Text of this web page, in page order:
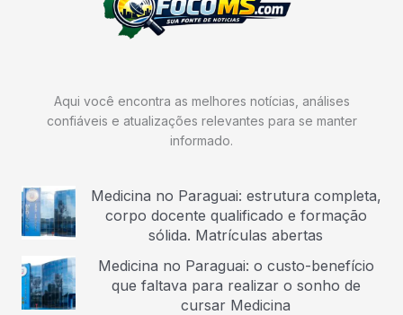
Aqui você encontra as melhores notícias, análises
confiáveis e atualizações relevantes para se manter
informado.
Medicina no Paraguai: estrutura completa,
corpo docente qualificado e formação
sólida. Matrículas abertas
Medicina no Paraguai: o custo-benefício
que faltava para realizar o sonho de
cursar Medicina